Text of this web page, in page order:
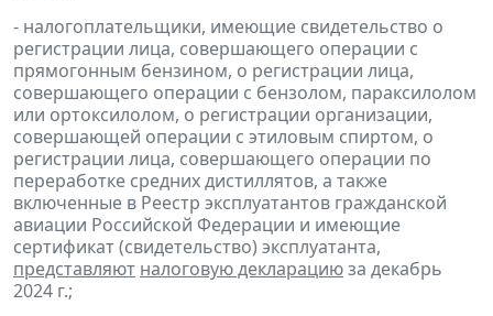
- налогоплательщики, имеющие свидетельство о
регистрации лица, совершающего операции с
прямогонным бензином, о регистрации лица,
совершающего операции с бензолом, параксилолом
или ортоксилолом, о регистрации организации,
совершающей операции с этиловым спиртом, о
регистрации лица, совершающего операции по
переработке средних дистиллятов, а также
включенные в Реестр эксплуатантов гражданской
авиации Российской Федерации и имеющие
сертификат (свидетельство) эксплуатанта,
представляют налоговую декларациюза декабрь
2024 г.;